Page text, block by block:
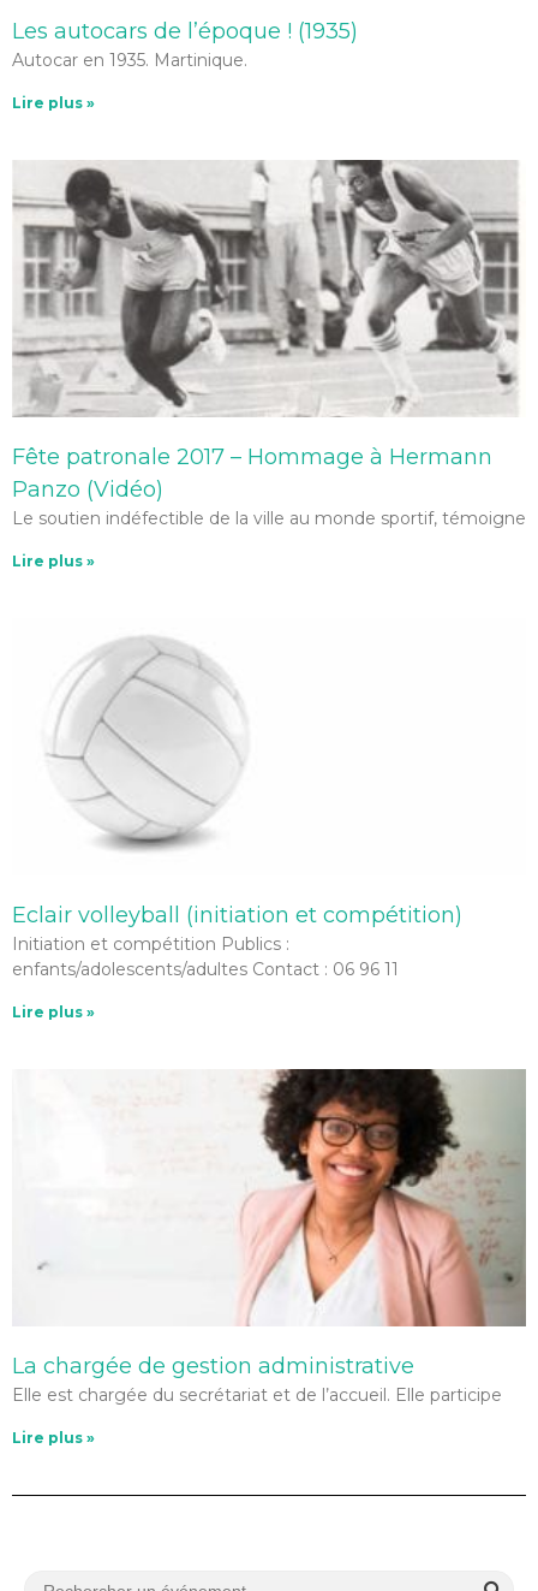
Les autocars de l’époque ! (1935)
Autocar en 1935. Martinique.
Lire plus »
Fête patronale 2017 – Hommage à Hermann
Panzo (Vidéo)
Le soutien indéfectible de la ville au monde sportif, témoigne
Lire plus »
Eclair volleyball (initiation et compétition)
Initiation et compétition Publics :
enfants/adolescents/adultes Contact : 06 96 11
Lire plus »
La chargée de gestion administrative
Elle est chargée du secrétariat et de l’accueil. Elle participe
Lire plus »